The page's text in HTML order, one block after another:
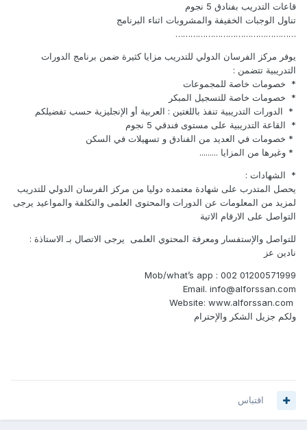
قاعات التدريب بفنادق 5 نجوم
تناول الوجبات الخفيفة والمشروبات اثناء البرنامج
…………………………………………
يوفر مركز الفرسان الدولي للتدريب مزايا كثيرة ضمن برنامج الدورات
التدريبية تتضمن :
* خصومات خاصة للمجموعات
* خصومات خاصة للتسجيل المبكر
* الدورات التدريبية تنفذ باللغتين : العربية أو الإنجليزية حسب تفضيلكم
* القاعة التدريبية على مستوى فندقي 5 نجوم
* خصومات في العديد من الفنادق و تسهيلات في السكن
* وغيرها من المزايا .........
* الشهادات :
يحصل المتدرب على شهادة معتمده دوليا من مركز الفرسان الدولي للتدريب
لمزيد من المعلومات عن الدورات والمحتوى العلمى والتكلفة والمواعيد يرجى
التواصل على الارقام الاتية
للتواصل والإستفسار ومعرفة المحتوي العلمى يرجى الاتصال بـ الاستاذة :
نادين عز
Mob/what’s app : 002 01200571999
Email. info@alforssan.com
ولكم جزيل الشكر والإحترام
اقتباس